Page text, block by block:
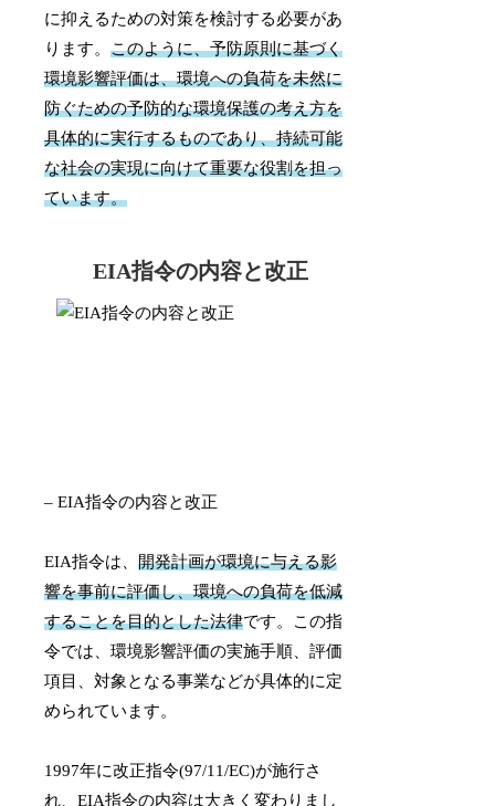
に抑えるための対策を検討する必要があ
ります。このように、予防原則に基づく
環境影響評価は、環境への負荷を未然に
防ぐための予防的な環境保護の考え方を
具体的に実行するものであり、持続可能
な社会の実現に向けて重要な役割を担っ
ています。
EIA指令の内容と改正
– EIA指令の内容と改正
EIA指令は、開発計画が環境に与える影
響を事前に評価し、環境への負荷を低減
することを目的とした法律です。この指
令では、環境影響評価の実施手順、評価
項目、対象となる事業などが具体的に定
められています。
1997年に改正指令(97/11/EC)が施行さ
れ、EIA指令の内容は大きく変わりまし